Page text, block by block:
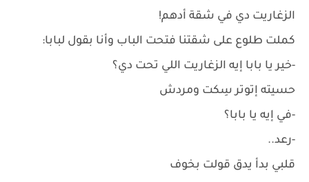
الزغاريت دي في شقة أدهم!
كملت طلوع على شقتنا فتحت الباب وأنا بقول لبابا:
-خير يا بابا إيه الزغاريت اللي تحت دي؟
حسيته إتوتر سِكت ومردش
-في إيه يا بابا؟
-رعد..
قلبي بدأ يدق قولت بخوف